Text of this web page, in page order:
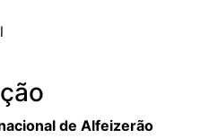
de Alfeizerão